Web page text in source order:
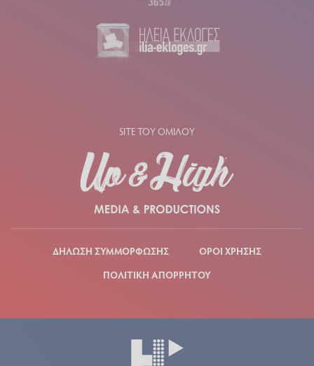
SITE ΤΟΥ ΟΜΙΛΟΥ
ΔΗΛΩΣΗ ΣΥΜΜΟΡΦΩΣΗΣ
ΟΡΟΙ ΧΡΗΣΗΣ
ΠΟΛΙΤΙΚΗ ΑΠΟΡΡΗΤΟΥ